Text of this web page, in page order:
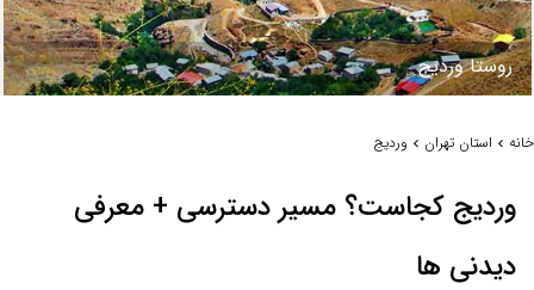
روستا ورديج
خانه استان تهران وردیج
وردیج کجاست؟ مسیر دسترسی + معرفی
دیدنی ها